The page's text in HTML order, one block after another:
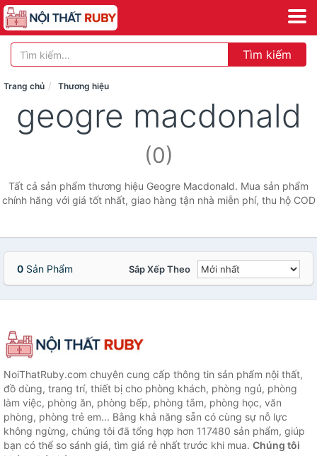
Tìm kiếm
Trang chủ Thương hiệu
geogre macdonald
(0)
Tất cả sản phẩm thương hiệu Geogre Macdonald. Mua sản phẩm
chính hãng với giá tốt nhất, giao hàng tận nhà miễn phí, thu hộ COD
0 Sản Phẩm Sắp Xếp Theo
NoiThatRuby.com chuyên cung cấp thông tin sản phẩm nội thất,
đồ dùng, trang trí, thiết bị cho phòng khách, phòng ngủ, phòng
làm việc, phòng ăn, phòng bếp, phòng tắm, phòng học, văn
phòng, phòng trẻ em... Bằng khả năng sẵn có cùng sự nỗ lực
không ngừng, chúng tôi đã tổng hợp hơn 117480 sản phẩm, giúp
bạn có thể so sánh giá, tìm giá rẻ nhất trước khi mua. Chúng tôi